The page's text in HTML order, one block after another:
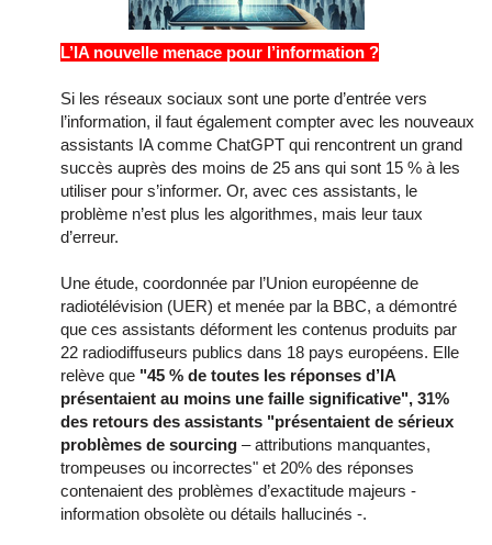
L’IA nouvelle menace pour l’information ?
Si les réseaux sociaux sont une porte d’entrée vers
l’information, il faut également compter avec les nouveaux
assistants IA comme ChatGPT qui rencontrent un grand
succès auprès des moins de 25 ans qui sont 15 % à les
utiliser pour s’informer. Or, avec ces assistants, le
problème n’est plus les algorithmes, mais leur taux
d’erreur.
Une étude, coordonnée par l’Union européenne de
radiotélévision (UER) et menée par la BBC, a démontré
que ces assistants déforment les contenus produits par
22 radiodiffuseurs publics dans 18 pays européens. Elle
relève que "45 % de toutes les réponses d’IA
présentaient au moins une faille significative", 31%
des retours des assistants "présentaient de sérieux
problèmes de sourcing – attributions manquantes,
trompeuses ou incorrectes" et 20% des réponses
contenaient des problèmes d’exactitude majeurs -
information obsolète ou détails hallucinés -.